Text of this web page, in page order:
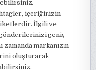
içeriğinizin
İlgili ve
geniş
markanızın
oluşturarak